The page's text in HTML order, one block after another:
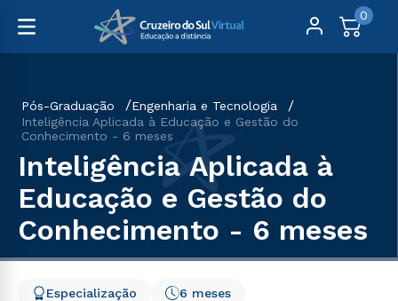
0
Pós-Graduação
Engenharia e Tecnologia
Inteligência Aplicada à Educação e Gestão do
Conhecimento - 6 meses
Inteligência Aplicada à
Educação e Gestão do
Conhecimento - 6 meses
6 meses
Especialização